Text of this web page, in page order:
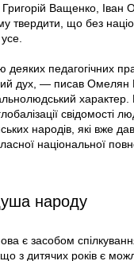
Ващенко, Іван
що без
педагогічних
дух, — писав
народів, які вже
національної
народу
є засобом
з дитячих років є